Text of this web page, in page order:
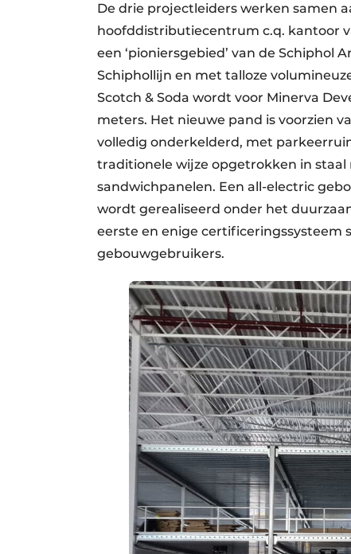
De drie projectleiders werken samen
hoofddistributiecentrum c.q. kantoor
een ‘pioniersgebied’ van de Schiphol
Schiphollijn en met talloze
Scotch & Soda wordt voor Minerva
meters. Het nieuwe pand is voorzien
volledig onderkelderd, met
traditionele wijze opgetrokken in
sandwichpanelen. Een all-electric
wordt gerealiseerd onder het
eerste en enige certificeringssysteem
gebouwgebruikers.